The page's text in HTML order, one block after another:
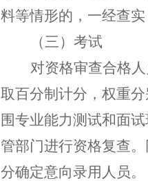
料等情形的，一经查实
（三）考试
对资格审查合格
取百分制计分，权重
围专业能力测试和面
管部门进行资格复查
分确定意向录用人员。